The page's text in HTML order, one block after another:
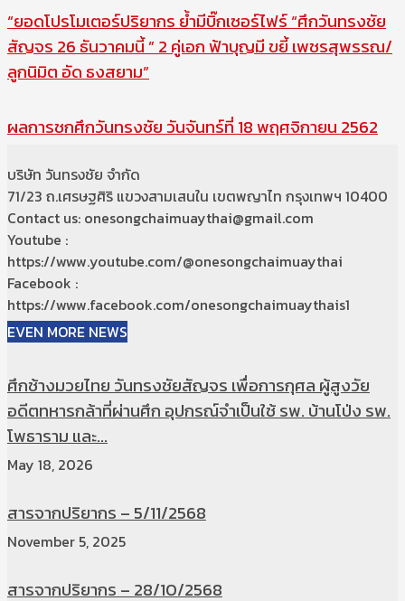
“ยอดโปรโมเตอร์ปริยากร ย้ำมีบิ๊กเซอร์ไฟร์ “ศึกวันทรงชัย
สัญจร 26 ธันวาคมนี้ ” 2 คู่เอก ฟ้าบุญมี ขยี้ เพชรสุพรรณ/
ลูกนิมิต อัด ธงสยาม”
ผลการชกศึกวันทรงชัย วันจันทร์ที่ 18 พฤศจิกายน 2562
บริษัท วันทรงชัย จำกัด
71/23 ถ.เศรษฐศิริ แขวงสามเสนใน เขตพญาไท กรุงเทพฯ 10400
Contact us: onesongchaimuaythai@gmail.com
Youtube :
https://www.youtube.com/@onesongchaimuaythai
Facebook :
https://www.facebook.com/onesongchaimuaythais1
EVEN MORE NEWS
ศึกช้างมวยไทย วันทรงชัยสัญจร เพื่อการกุศล ผู้สูงวัย
อดีตทหารกล้าที่ผ่านศึก อุปกรณ์จำเป็นใช้ รพ. บ้านโป่ง รพ.
โพธาราม และ...
May 18, 2026
สารจากปริยากร – 5/11/2568
November 5, 2025
สารจากปริยากร – 28/10/2568